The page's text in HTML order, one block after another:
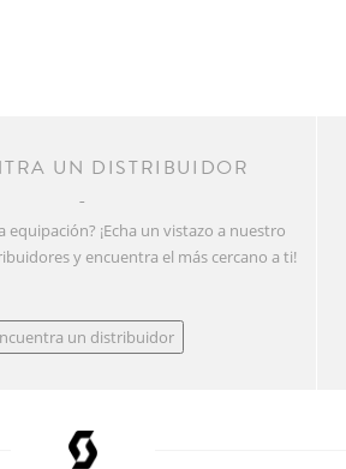
UN DISTRIBUIDOR
equipación? ¡Echa un vistazo a nuestro
y encuentra el más cercano a ti!
un distribuidor